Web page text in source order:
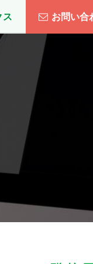
ス お問い合